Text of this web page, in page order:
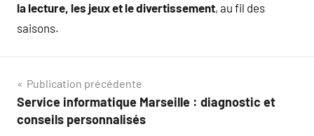
la lecture, les jeux et le divertissement, au fil des
saisons.
Navigation
de
Publication précédente
Service informatique Marseille : diagnostic et
conseils personnalisés